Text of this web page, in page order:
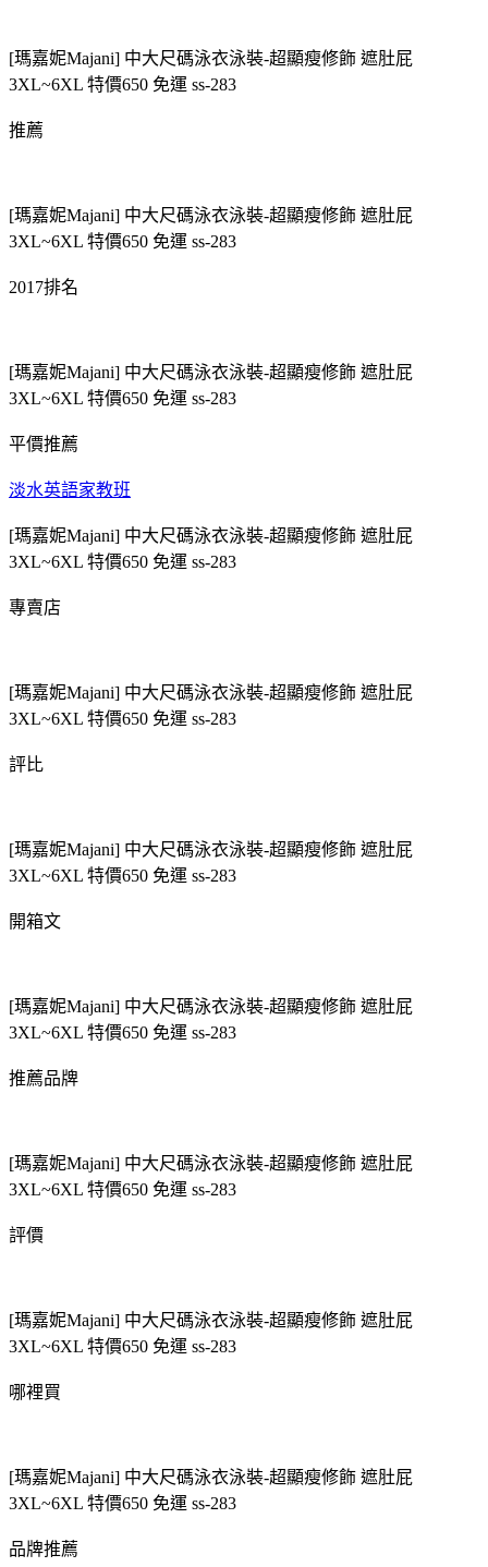
[瑪嘉妮Majani] 中大尺碼泳衣泳裝-超顯瘦修飾 遮肚屁
3XL~6XL 特價650 免運 ss-283
推薦
[瑪嘉妮Majani] 中大尺碼泳衣泳裝-超顯瘦修飾 遮肚屁
3XL~6XL 特價650 免運 ss-283
2017排名
[瑪嘉妮Majani] 中大尺碼泳衣泳裝-超顯瘦修飾 遮肚屁
3XL~6XL 特價650 免運 ss-283
平價推薦
淡水英語家教班
[瑪嘉妮Majani] 中大尺碼泳衣泳裝-超顯瘦修飾 遮肚屁
3XL~6XL 特價650 免運 ss-283
專賣店
[瑪嘉妮Majani] 中大尺碼泳衣泳裝-超顯瘦修飾 遮肚屁
3XL~6XL 特價650 免運 ss-283
評比
[瑪嘉妮Majani] 中大尺碼泳衣泳裝-超顯瘦修飾 遮肚屁
3XL~6XL 特價650 免運 ss-283
開箱文
[瑪嘉妮Majani] 中大尺碼泳衣泳裝-超顯瘦修飾 遮肚屁
3XL~6XL 特價650 免運 ss-283
推薦品牌
[瑪嘉妮Majani] 中大尺碼泳衣泳裝-超顯瘦修飾 遮肚屁
3XL~6XL 特價650 免運 ss-283
評價
[瑪嘉妮Majani] 中大尺碼泳衣泳裝-超顯瘦修飾 遮肚屁
3XL~6XL 特價650 免運 ss-283
哪裡買
[瑪嘉妮Majani] 中大尺碼泳衣泳裝-超顯瘦修飾 遮肚屁
3XL~6XL 特價650 免運 ss-283
品牌推薦